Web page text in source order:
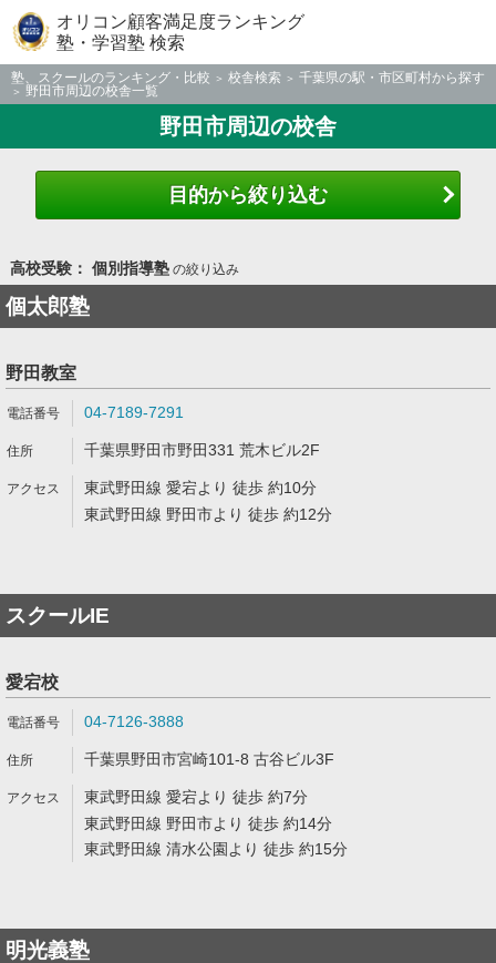
オリコン顧客満足度ランキング
塾・学習塾 検索
塾、スクールのランキング・比較 校舎検索
千葉県の駅・市区町村から探す
野田市周辺の校舎一覧
野田市周辺の校舎
目的から絞り込む
高校受験： 個別指導塾の絞り込み
個太郎塾
野田教室
04-7189-7291
千葉県野田市野田331 荒木ビル2F
東武野田線 愛宕より 徒歩 約10分
東武野田線 野田市より 徒歩 約12分
スクールIE
愛宕校
04-7126-3888
千葉県野田市宮崎101-8 古谷ビル3F
東武野田線 愛宕より 徒歩 約7分
東武野田線 野田市より 徒歩 約14分
東武野田線 清水公園より 徒歩 約15分
明光義塾